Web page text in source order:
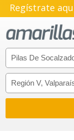
Regístrate